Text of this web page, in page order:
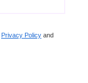
Privacy Policy and